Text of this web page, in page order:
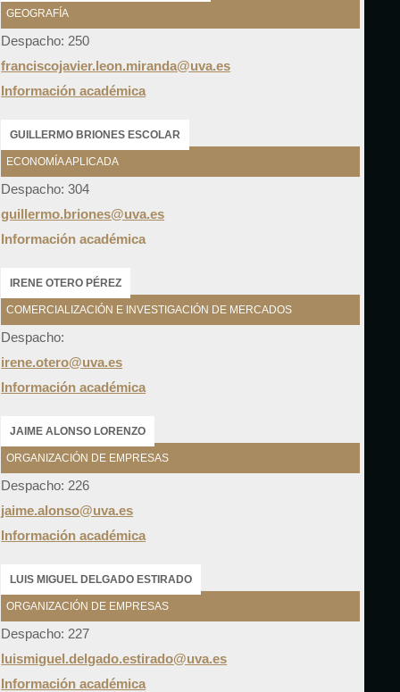
GEOGRAFÍA
Despacho: 250
franciscojavier.leon.miranda@uva.es
Información académica
GUILLERMO BRIONES ESCOLAR
ECONOMÍA APLICADA
Despacho: 304
guillermo.briones@uva.es
Información académica
IRENE OTERO PÉREZ
COMERCIALIZACIÓN E INVESTIGACIÓN DE MERCADOS
Despacho:
irene.otero@uva.es
Información académica
JAIME ALONSO LORENZO
ORGANIZACIÓN DE EMPRESAS
Despacho: 226
jaime.alonso@uva.es
Información académica
LUIS MIGUEL DELGADO ESTIRADO
ORGANIZACIÓN DE EMPRESAS
Despacho: 227
luismiguel.delgado.estirado@uva.es
Información académica